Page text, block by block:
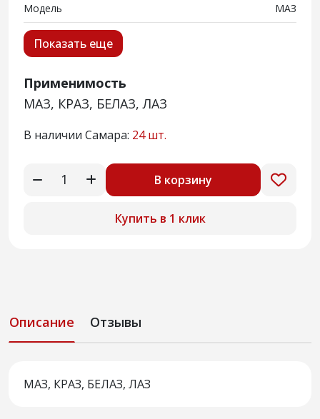
Модель МАЗ
Показать еще
Применимость
МАЗ, КРАЗ, БЕЛАЗ, ЛАЗ
В наличии Самара: 24 шт.
В корзину
Купить в 1 клик
Описание Отзывы
МАЗ, КРАЗ, БЕЛАЗ, ЛАЗ